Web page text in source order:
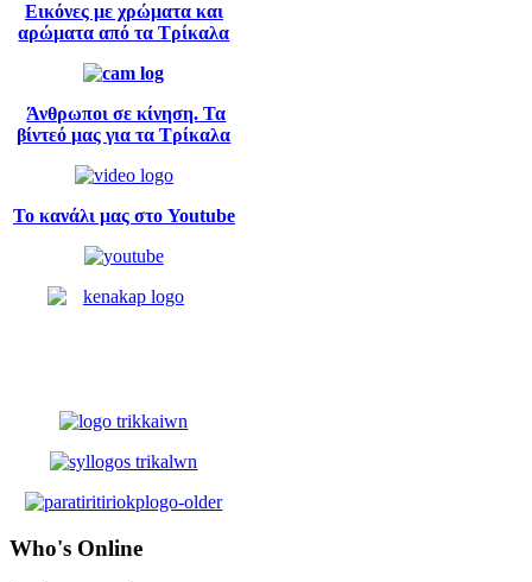
Εικόνες με χρώματα και
αρώματα από τα Τρίκαλα
Άνθρωποι σε κίνηση. Τα
βίντεό μας για τα Τρίκαλα
Το κανάλι μας στο Youtube
Who's Online